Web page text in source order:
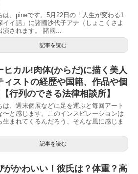
は、pineです。5月22日の「人生が変わる1
イイ話」に諸國沙代子アナ（しょこくさよ
演されます。 諸國...
記事を読む
ヒカル!肉体(からだ)に描く美人
ィストの経歴や国籍、作品や個
行列のできる法律相談所】
は、週末個展などに足を運ぶと毎回アート
〜と感じます。このインスピレーションは
生まれてくるんだろう、そんな風に感じま
記事を読む
がかわいい！彼氏は？体重？高